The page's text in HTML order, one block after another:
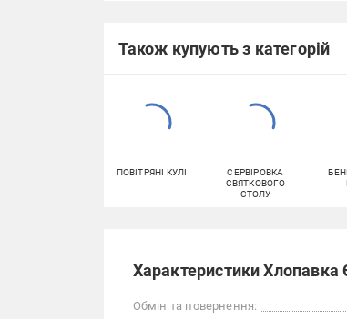
Також купують з категорій
ПОВІТРЯНІ КУЛІ
СЕРВІРОВКА
СВЯТКОВОГО
СТОЛУ
Характеристики
Обмін та повернення: